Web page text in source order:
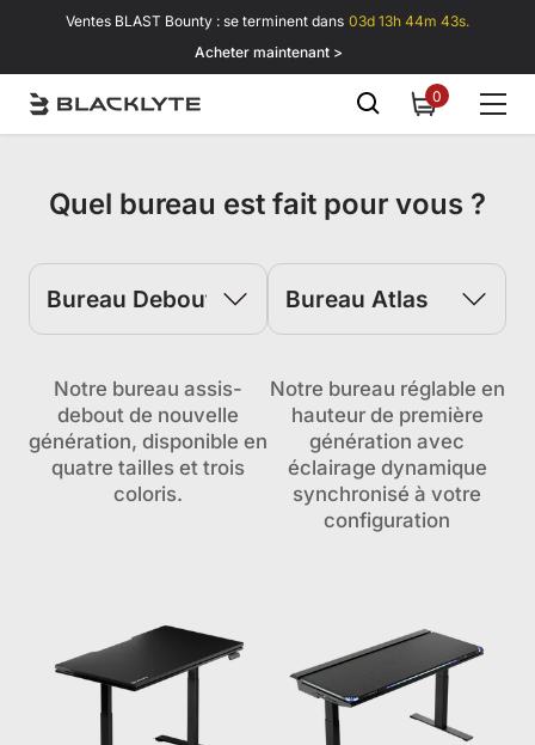
Passer au contenu
Ventes BLAST Bounty : se terminent dans 03d 13h 44m 43s.
Acheter maintenant >
00
item
Quel bureau est fait pour vous ?
Notre bureau assis-
debout de nouvelle
génération, disponible en
quatre tailles et trois
coloris.
Notre bureau réglable en
hauteur de première
génération avec
éclairage dynamique
synchronisé à votre
configuration